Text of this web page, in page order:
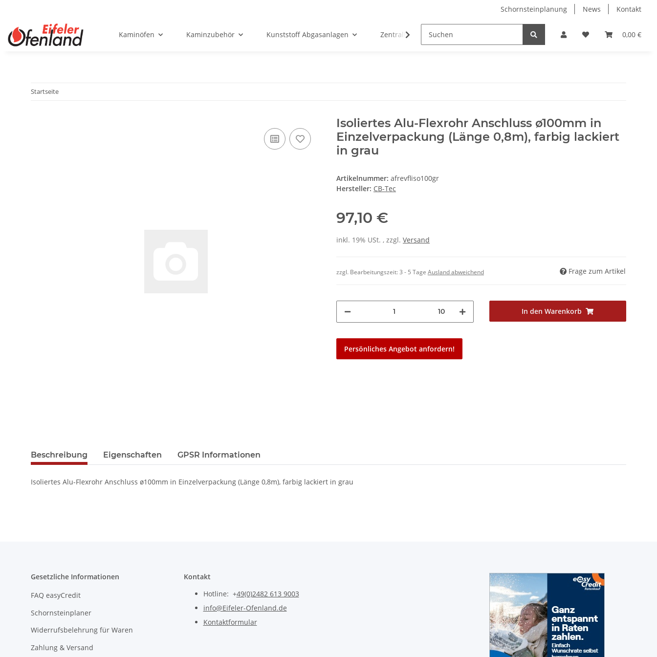
Schornsteinplanung News Kontakt
0,00 €
Kaminöfen Kaminzubehör Kunststoff Abgasanlagen Zentralheizungen
Startseite
Isoliertes Alu-Flexrohr Anschluss ø100mm in
Einzelverpackung (Länge 0,8m), farbig lackiert
in grau
Artikelnummer: afrevfliso100gr
Hersteller: CB-Tec
97,10 €
inkl. 19% USt. , zzgl. Versand
zzgl. Bearbeitungszeit:3 - 5 Tage Ausland abweichend Frage zum Artikel
10 In den Warenkorb
Persönliches Angebot anfordern!
Beschreibung Eigenschaften GPSR Informationen
Isoliertes Alu-Flexrohr Anschluss ø100mm in Einzelverpackung (Länge 0,8m), farbig lackiert in grau
Gesetzliche Informationen
FAQ easyCredit
Schornsteinplaner
Widerrufsbelehrung für Waren
Zahlung & Versand
Kontakt
Hotline: +49(0)2482 613 9003
info@Eifeler-Ofenland.de
Kontaktformular